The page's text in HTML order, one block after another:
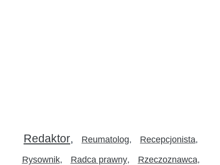
Redaktor Reumatolog Recepcjonista
Rysownik Radca prawny Rzeczoznawca